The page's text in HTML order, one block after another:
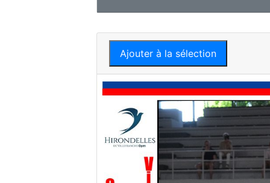
Ajouter à la sélection